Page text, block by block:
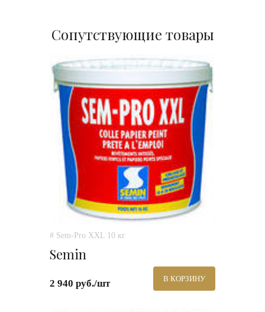
Сопутствующие товары
# Sem-Pro XXL 10 кг
Semin
2 940 руб./шт В КОРЗИНУ